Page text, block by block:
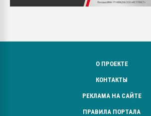
О ПРОЕКТЕ
КОНТАКТЫ
РЕКЛАМА НА САЙТЕ
ПРАВИЛА ПОРТАЛА